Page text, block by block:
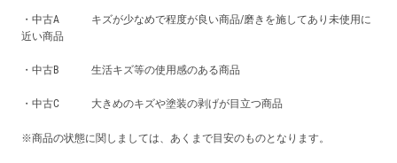
・中古A キズが少なめで程度が良い商品/磨きを施してあり未使用に
近い商品
・中古B 生活キズ等の使用感のある商品
・中古C 大きめのキズや塗装の剥げが目立つ商品
※商品の状態に関しましては、あくまで目安のものとなります。